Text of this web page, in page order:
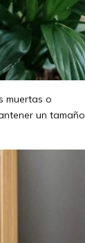
muertas o
un tamaño